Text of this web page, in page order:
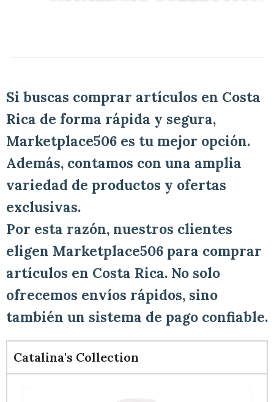
Si buscas comprar artículos en Costa
Rica de forma rápida y segura,
Marketplace506 es tu mejor opción.
Además, contamos con una amplia
variedad de productos y ofertas
exclusivas.
Por esta razón, nuestros clientes
eligen Marketplace506 para comprar
artículos en Costa Rica. No solo
ofrecemos envíos rápidos, sino
también un sistema de pago confiable.
Catalina's Collection